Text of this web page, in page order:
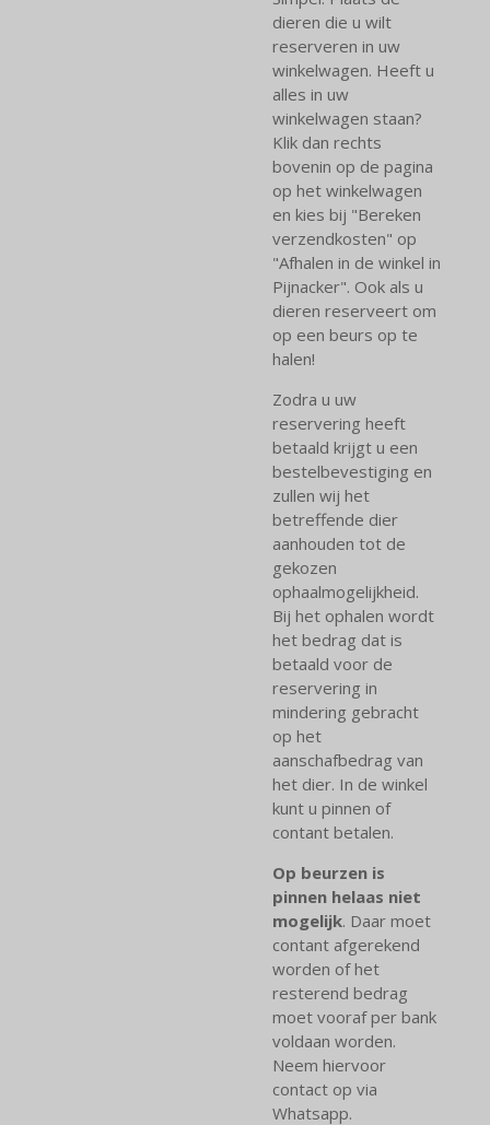
dieren die u wilt
reserveren in uw
winkelwagen. Heeft u
alles in uw
winkelwagen staan?
Klik dan rechts
bovenin op de pagina
op het winkelwagen
en kies bij "Bereken
verzendkosten" op
"Afhalen in de winkel in
Pijnacker". Ook als u
dieren reserveert om
op een beurs op te
halen!
Zodra u uw
reservering heeft
betaald krijgt u een
bestelbevestiging en
zullen wij het
betreffende dier
aanhouden tot de
gekozen
ophaalmogelijkheid.
Bij het ophalen wordt
het bedrag dat is
betaald voor de
reservering in
mindering gebracht
op het
aanschafbedrag van
het dier. In de winkel
kunt u pinnen of
contant betalen.
Op beurzen is
pinnen helaas niet
mogelijk. Daar moet
contant afgerekend
worden of het
resterend bedrag
moet vooraf per bank
voldaan worden.
Neem hiervoor
contact op via
Whatsapp.